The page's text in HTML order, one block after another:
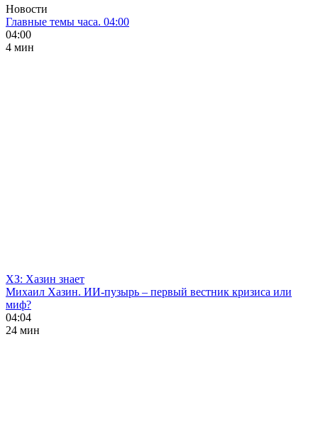
Новости
Главные темы часа. 04:00
04:00
4 мин
ХЗ: Хазин знает
Михаил Хазин. ИИ-пузырь – первый вестник кризиса или
миф?
04:04
24 мин